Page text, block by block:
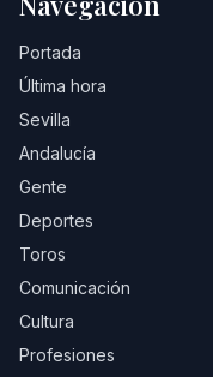
Portada
Última hora
Sevilla
Andalucía
Gente
Deportes
Toros
Comunicación
Cultura
Profesiones